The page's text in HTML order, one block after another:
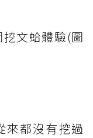
文蛤體驗(圖
來都沒有挖過